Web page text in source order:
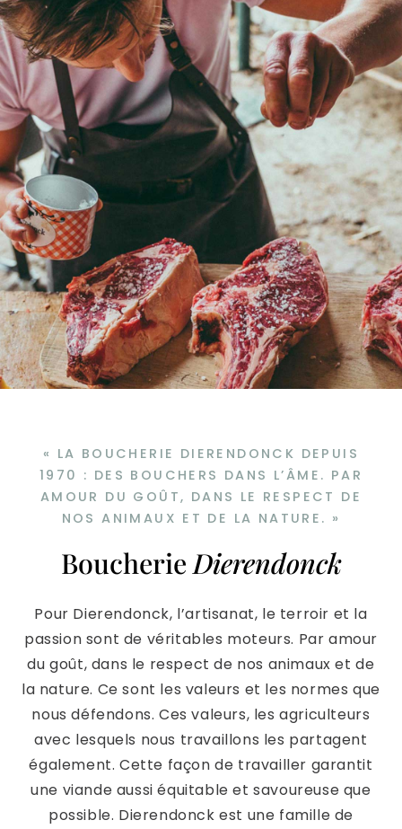
« LA BOUCHERIE DIERENDONCK DEPUIS
1970 : DES BOUCHERS DANS L’ÂME. PAR
AMOUR DU GOÛT, DANS LE RESPECT DE
NOS ANIMAUX ET DE LA NATURE. »
Boucherie Dierendonck
Pour Dierendonck, l’artisanat, le terroir et la
passion sont de véritables moteurs. Par amour
du goût, dans le respect de nos animaux et de
la nature. Ce sont les valeurs et les normes que
nous défendons. Ces valeurs, les agriculteurs
avec lesquels nous travaillons les partagent
également. Cette façon de travailler garantit
une viande aussi équitable et savoureuse que
possible. Dierendonck est une famille de